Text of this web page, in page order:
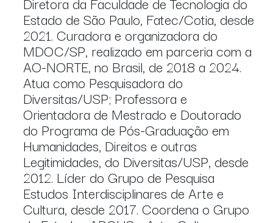
Estado de São Paulo, Fatec/Cotia, desde
2021. Curadora e organizadora do
MDOC/SP, realizado em parceria com a
AO-NORTE, no Brasil, de 2018 a 2024.
Atua como Pesquisadora do
Diversitas/USP; Professora e
Orientadora de Mestrado e Doutorado
do Programa de Pós-Graduação em
Humanidades, Direitos e outras
Legitimidades, do Diversitas/USP, desde
2012. Líder do Grupo de Pesquisa
Estudos Interdisciplinares de Arte e
Cultura, desde 2017. Coordena o Grupo